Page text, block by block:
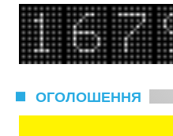
ОГОЛОШЕННЯ